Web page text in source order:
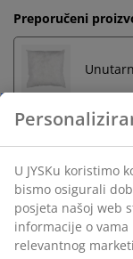
Preporučeni
Neograničen
Bez vremenskog
trgovinu
Jamstvo cijene
Jamstvo cijene
U JYSKu koristimo
bismo osigurali
posjeta našoj web
informacije o
relevantnog